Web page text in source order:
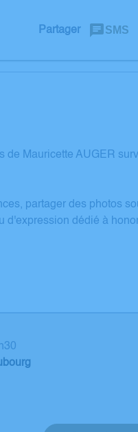
Partager SMS
Mauricette AUGER
partager des photos
dédié à